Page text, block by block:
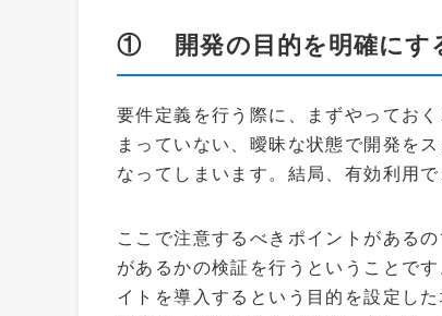
① 開発の目的を明確にす
要件定義を行う際に、まずやってお
まっていない、曖昧な状態で開発を
なってしまいます。結局、有効利用
ここで注意するべきポイントがある
があるかの検証を行うということで
イトを導入するという目的を設定し